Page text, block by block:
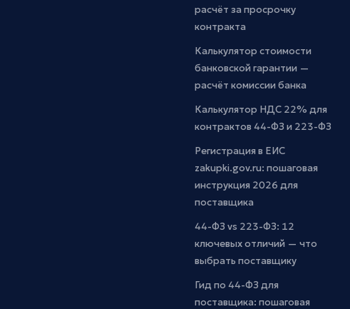
расчёт за просрочку
контракта
Калькулятор стоимости
банковской гарантии —
расчёт комиссии банка
Калькулятор НДС 22% для
контрактов 44-ФЗ и 223-ФЗ
Регистрация в ЕИС
zakupki.gov.ru: пошаговая
инструкция 2026 для
поставщика
44-ФЗ vs 223-ФЗ: 12
ключевых отличий — что
выбрать поставщику
Гид по 44-ФЗ для
поставщика: пошаговая